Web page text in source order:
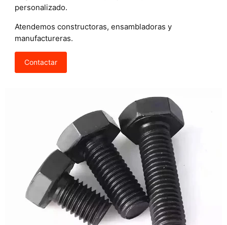
personalizado.
Atendemos constructoras, ensambladoras y
manufactureras.
Contactar